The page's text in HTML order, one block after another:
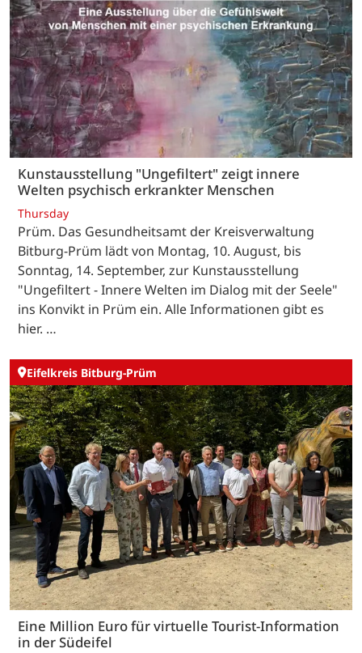
Kunstausstellung "Ungefiltert" zeigt innere
Welten psychisch erkrankter Menschen
Thursday
Prüm. Das Gesundheitsamt der Kreisverwaltung
Bitburg-Prüm lädt von Montag, 10. August, bis
Sonntag, 14. September, zur Kunstausstellung
"Ungefiltert - Innere Welten im Dialog mit der Seele"
ins Konvikt in Prüm ein. Alle Informationen gibt es
hier. …
Eifelkreis Bitburg-Prüm
Eine Million Euro für virtuelle Tourist-Information
in der Südeifel